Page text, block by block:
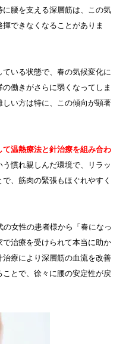
腰を支える深層筋は、この気
できなくなることがありま
いる状態で、春の気候変化に
働きがさらに弱くなってしま
い方は特に、この傾向が顕著
温熱療法と針治療を組み合わ
慣れ親しんだ環境で、リラッ
、筋肉の緊張もほぐれやすく
女性の患者様から「春になっ
治療を受けられて本当に助か
療により深層筋の血流を改善
とで、徐々に腰の安定性が戻